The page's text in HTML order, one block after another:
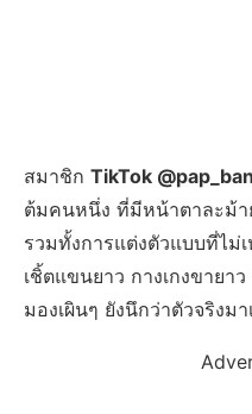
สมาชิก TikTok
ต้มคนหนึ่ง ที่มีหน้าตาละม้
รวมทั้งการแต่งตัวแบบที่ไ
เชิ้ตแขนยาว กางเกงขายา
มองเผินๆ ยังนึกว่าตัวจริงมา